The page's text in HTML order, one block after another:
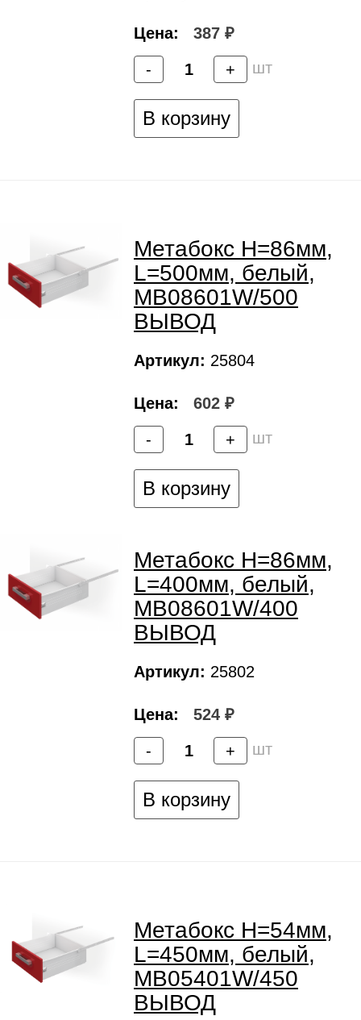
Цена: 387 ₽
- + шт
В корзину
Метабокс H=86мм,
L=500мм, белый,
MB08601W/500
ВЫВОД
Артикул: 25804
Цена: 602 ₽
- + шт
В корзину
Метабокс H=86мм,
L=400мм, белый,
MB08601W/400
ВЫВОД
Артикул: 25802
Цена: 524 ₽
- + шт
В корзину
Метабокс H=54мм,
L=450мм, белый,
MB05401W/450
ВЫВОД